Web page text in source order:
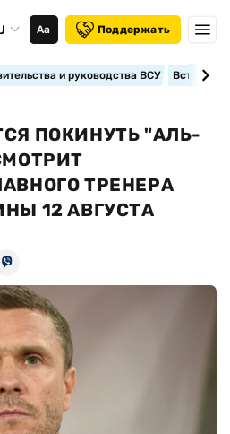
Аа Поддержать
и руководства ВСУ
ПОКИНУТЬ "АЛЬ-
ТРЕНЕРА
12 АВГУСТА